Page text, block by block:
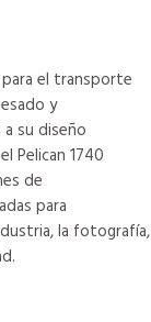
el transporte
y
a su diseño
Pelican 1740
de
para
la fotografía,